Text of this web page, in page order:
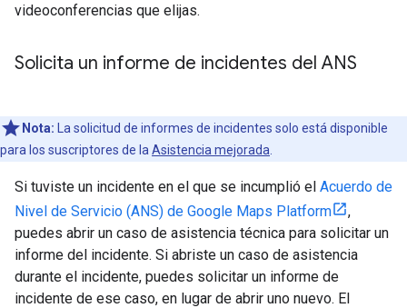
videoconferencias que elijas.
Solicita un informe de incidentes del ANS
Nota: La solicitud de informes de incidentes solo está disponible
para los suscriptores de la Asistencia mejorada
Si tuviste un incidente en el que se incumplió el Acuerdo de
Nivel de Servicio (ANS) de Google Maps Platform
,
puedes abrir un caso de asistencia técnica para solicitar un
informe del incidente. Si abriste un caso de asistencia
durante el incidente, puedes solicitar un informe de
incidente de ese caso, en lugar de abrir uno nuevo. El